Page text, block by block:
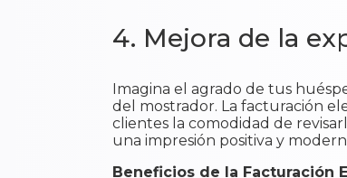
4. Mejora de la
Imagina el agrado de tus
del mostrador. La facturación
clientes la comodidad de
una impresión positiva y
Beneficios de la Facturación